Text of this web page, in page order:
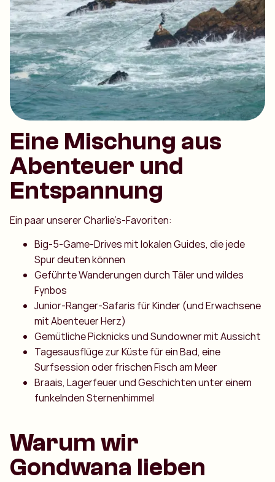
Eine Mischung aus
Abenteuer und
Entspannung
Ein paar unserer Charlie’s-Favoriten:
Big-5-Game-Drives mit lokalen Guides, die jede
Spur deuten können
Geführte Wanderungen durch Täler und wildes
Fynbos
Junior-Ranger-Safaris für Kinder (und Erwachsene
mit Abenteuer Herz)
Gemütliche Picknicks und Sundowner mit Aussicht
Tagesausflüge zur Küste für ein Bad, eine
Surfsession oder frischen Fisch am Meer
Braais, Lagerfeuer und Geschichten unter einem
funkelnden Sternenhimmel
Warum wir
Gondwana lieben